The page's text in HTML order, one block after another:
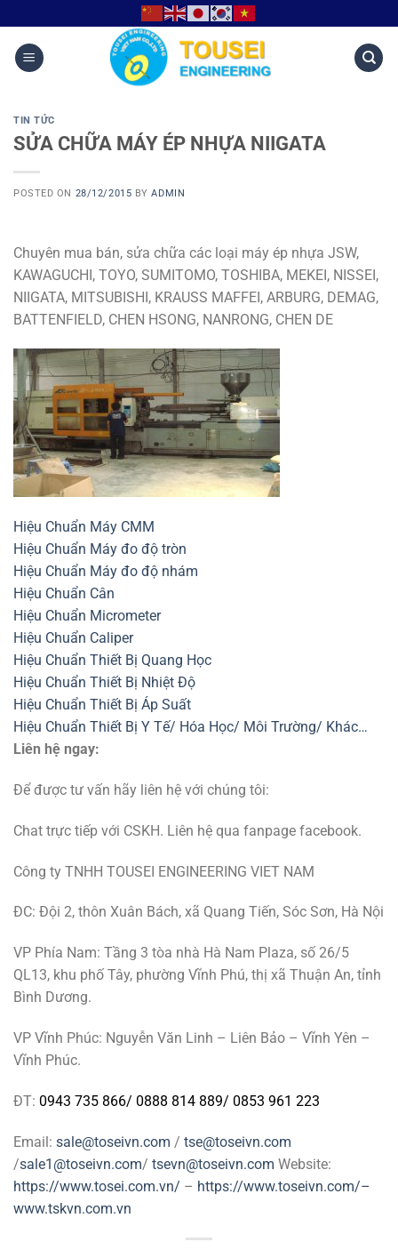
TIN TỨC
SỬA CHỮA MÁY ÉP NHỰA NIIGATA
POSTED ON 28/12/2015 BYADMIN
Chuyên mua bán, sửa chữa các loại máy ép nhựa JSW,
KAWAGUCHI, TOYO, SUMITOMO, TOSHIBA, MEKEI, NISSEI,
NIIGATA, MITSUBISHI, KRAUSS MAFFEI, ARBURG, DEMAG,
BATTENFIELD, CHEN HSONG, NANRONG, CHEN DE
Hiệu Chuẩn Máy CMM
Hiệu Chuẩn Máy đo độ tròn
Hiệu Chuẩn Máy đo độ nhám
Hiệu Chuẩn Cân
Hiệu Chuẩn Micrometer
Hiệu Chuẩn Caliper
Hiệu Chuẩn Thiết Bị Quang Học
Hiệu Chuẩn Thiết Bị Nhiệt Độ
Hiệu Chuẩn Thiết Bị Áp Suất
Hiệu Chuẩn Thiết Bị Y Tế/ Hóa Học/ Môi Trường/ Khác…
Liên hệ ngay:
Để được tư vấn hãy liên hệ với chúng tôi:
Chat trực tiếp với CSKH. Liên hệ qua fanpage facebook.
Công ty TNHH TOUSEI ENGINEERING VIET NAM
ĐC: Đội 2, thôn Xuân Bách, xã Quang Tiến, Sóc Sơn, Hà Nội
VP Phía Nam: Tầng 3 tòa nhà Hà Nam Plaza, số 26/5
QL13, khu phố Tây, phường Vĩnh Phú, thị xã Thuận An, tỉnh
Bình Dương.
VP Vĩnh Phúc: Nguyễn Văn Linh – Liên Bảo – Vĩnh Yên –
Vĩnh Phúc.
ĐT: 0943 735 866/ 0888 814 889/ 0853 961 223
Email: sale@toseivn.com / tse@toseivn.com
/sale1@toseivn.com/ tsevn@toseivn.com Website:
https://www.tosei.com.vn/ – https://www.toseivn.com/–
www.tskvn.com.vn